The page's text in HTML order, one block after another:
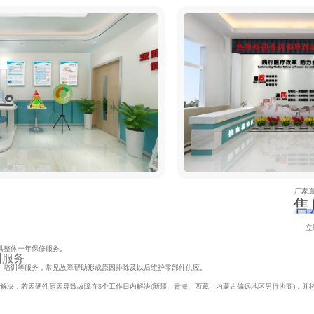
厂家
售
立
体一年保修服务。
务
训等服务，常见故障帮助形成原因排除及以后维护零部件供应。
决，若因硬件原因导致故障在5个工作日内解决(新疆、青海、西藏、内蒙古偏远地区另行协商)，